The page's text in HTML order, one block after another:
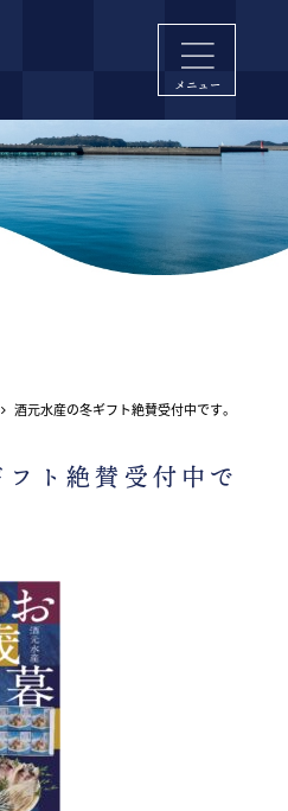
酒元水産の冬ギフト絶賛受付中です。
ト絶賛受付中で